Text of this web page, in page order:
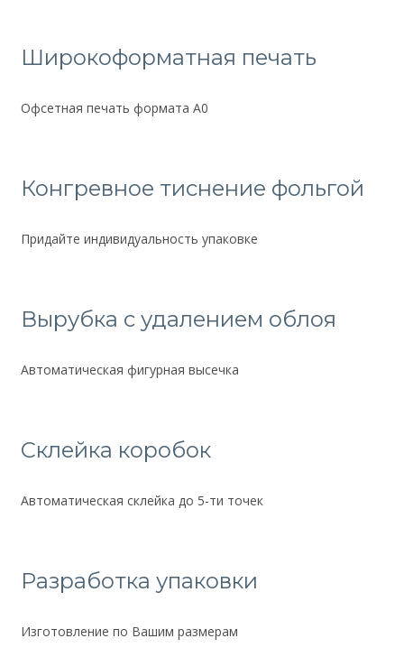
Широкоформатная печать
Офсетная печать формата А0
Конгревное тиснение фольгой
Придайте индивидуальность упаковке
Вырубка с удалением облоя
Автоматическая фигурная высечка
Склейка коробок
Автоматическая склейка до 5-ти точек
Разработка упаковки
Изготовление по Вашим размерам